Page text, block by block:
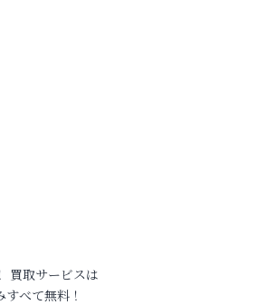
買取サービスは
べて無料！